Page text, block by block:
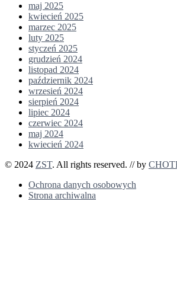
maj 2025
kwiecień 2025
marzec 2025
luty 2025
styczeń 2025
grudzień 2024
listopad 2024
październik 2024
wrzesień 2024
sierpień 2024
lipiec 2024
czerwiec 2024
maj 2024
kwiecień 2024
© 2024 ZST. All rights reserved. // by
Ochrona danych osobowych
Strona archiwalna